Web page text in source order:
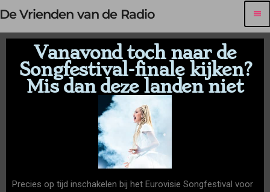
De Vrienden van de Radio menu
Vanavond toch naar de
Songfestival-finale kijken?
Mis dan deze landen niet
Precies op tijd inschakelen bij het Eurovisie Songfestival voor